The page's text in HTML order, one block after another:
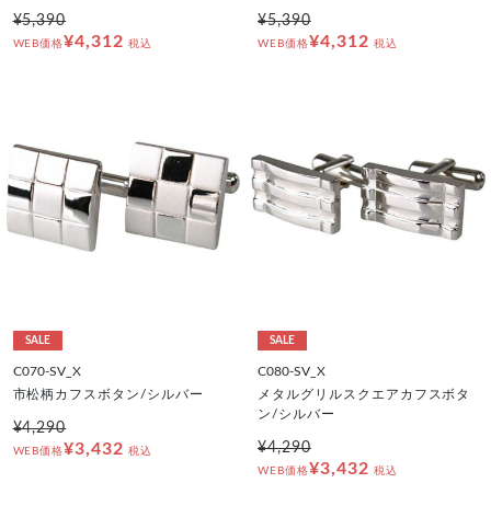
¥5,390
WEB価格¥4,312 税込
¥5,390
WEB価格¥4,312 税込
SALE
C070-SV_X
市松柄カフスボタン/シルバー
¥4,290
WEB価格¥3,432 税込
SALE
C080-SV_X
メタルグリルスクエアカフスボタ
ン/シルバー
¥4,290
WEB価格¥3,432 税込